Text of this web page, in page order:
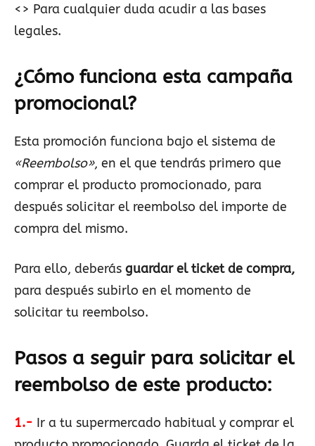
<> Para cualquier duda acudir a las bases
legales.
¿Cómo funciona esta campaña
promocional?
Esta promoción funciona bajo el sistema de
«Reembolso», en el que tendrás primero que
comprar el producto promocionado, para
después solicitar el reembolso del importe de
compra del mismo.
Para ello, deberás guardar el ticket de compra,
para después subirlo en el momento de
solicitar tu reembolso.
Pasos a seguir para solicitar el
reembolso de este producto:
1.- Ir a tu supermercado habitual y comprar el